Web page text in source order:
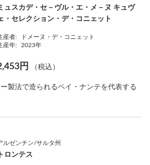
ュスカデ・セ－ヴル・エ・メ－ヌ キュヴ
・セレクション・デ・コニェット
産者:
ドメーヌ・デ・コニェット
産年:
2023年
円 （税込）
製法で造られるペイ・ナンテを代表する
ルゼンチン/サルタ州
トロンテス